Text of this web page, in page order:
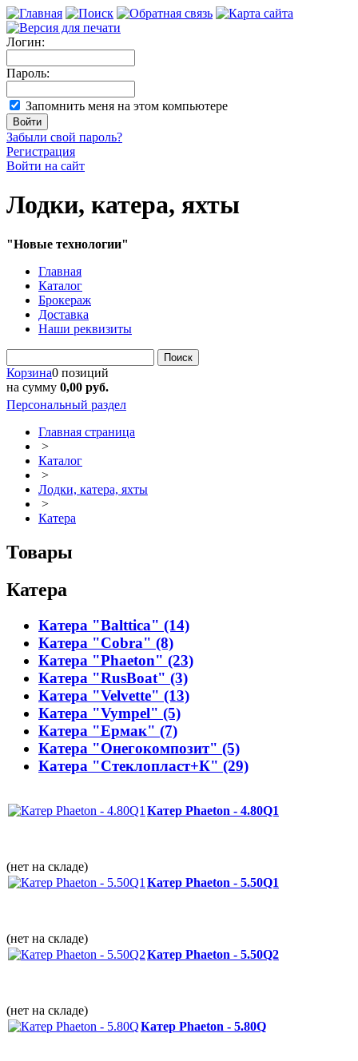
Логин:
Пароль:
Запомнить меня на этом компьютере
Забыли свой пароль?
Регистрация
Войти на сайт
Лодки, катера, яхты
"Новые технологии"
Главная
Каталог
Брокераж
Доставка
Наши реквизиты
Поиск
Корзина0 позиций
на сумму 0,00 руб.
Персональный раздел
Главная страница
>
Каталог
>
Лодки, катера, яхты
>
Катера
Товары
Катера
Катера "Balttica" (14)
Катера "Cobra" (8)
Катера "Phaeton" (23)
Катера "RusBoat" (3)
Катера "Velvette" (13)
Катера "Vympel" (5)
Катера "Ермак" (7)
Катера "Онегокомпозит" (5)
Катера "Стеклопласт+К" (29)
Катер Phaeton - 4.80Q1
(нет на складе)
Катер Phaeton - 5.50Q1
(нет на складе)
Катер Phaeton - 5.50Q2
(нет на складе)
Катер Phaeton - 5.80Q